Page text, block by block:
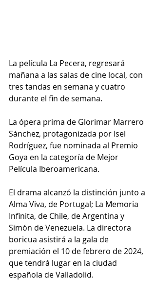
La película La Pecera, regresará
mañana a las salas de cine local, con
tres tandas en semana y cuatro
durante el fin de semana.
La ópera prima de Glorimar Marrero
Sánchez, protagonizada por Isel
Rodríguez, fue nominada al Premio
Goya en la categoría de Mejor
Película Iberoamericana.
El drama alcanzó la distinción junto a
Alma Viva, de Portugal; La Memoria
Infinita, de Chile, de Argentina y
Simón de Venezuela. La directora
boricua asistirá a la gala de
premiación el 10 de febrero de 2024,
que tendrá lugar en la ciudad
española de Valladolid.